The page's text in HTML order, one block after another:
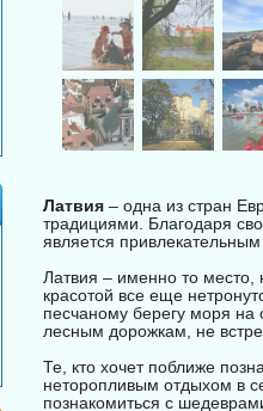
Латвия – одна из стран
традициями. Благодаря
является
Латвия – именно то место,
красотой все еще
песчаному берегу моря на
лесным дорожкам, не
Те, кто хочет поближе
неторопливым отдыхом в
познакомиться с